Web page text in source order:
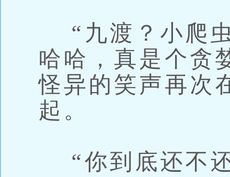
“九渡？小爬
哈哈，真是个贪
怪异的笑声再次
起。
“你到底还不